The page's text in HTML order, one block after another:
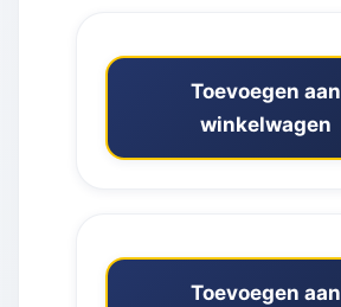
Toevoegen aan
winkelwagen
Toevoegen aan